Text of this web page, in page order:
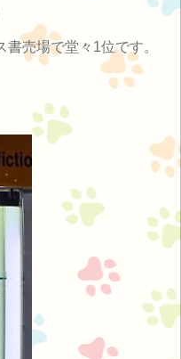
売場で堂々1位です。